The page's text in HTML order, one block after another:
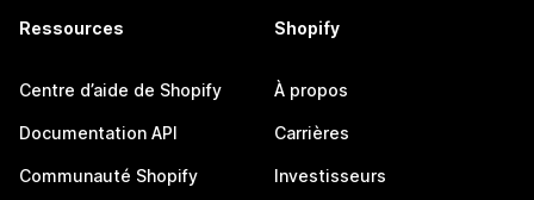
Ressources
Centre d’aide de Shopify
Documentation API
Communauté Shopify
Shopify
À propos
Carrières
Investisseurs